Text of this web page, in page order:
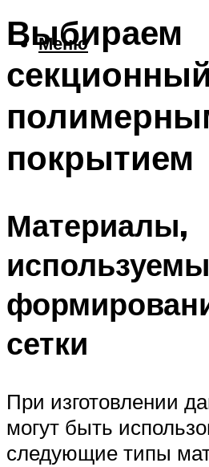
Меню
Выбираем
покрытием
Материалы,
сетки
При изготовлении
могут быть
следующие типы